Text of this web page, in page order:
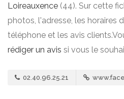
Loireauxence (44). Sur cette
photos, l'adresse, les horaires
téléphone et les avis
rédiger un avis si vous le
02.40.96.25.21